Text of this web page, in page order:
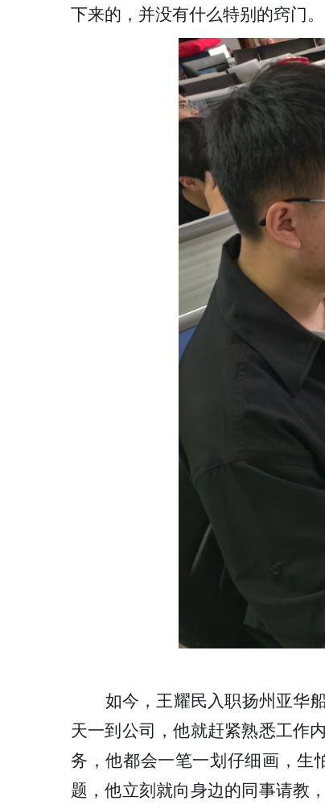
下来的，并没有什么特别的窍门。
如今，王耀民入职扬州亚华
天一到公司，他就赶紧熟悉工作
务，他都会一笔一划仔细画，生
题，他立刻就向身边的同事请教